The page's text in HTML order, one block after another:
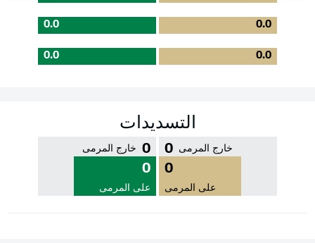
0.0
0.0
0.0
0.0
التسديدات
0 خارج المرمى
0
على المرمى
0 خارج المرمى
0
على المرمى